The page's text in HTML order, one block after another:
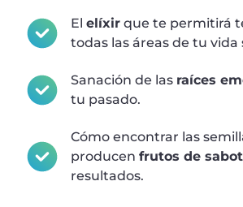
El elíxir que te permitirá
todas las áreas de tu vida
Sanación de las raíces
tu pasado.
Cómo encontrar las
producen frutos de
resultados.